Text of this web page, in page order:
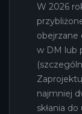
W 2026
obejrzane
w DM lub
najmniej
skłania